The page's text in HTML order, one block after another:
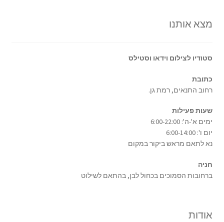
מצא אותנו
סטודיו לצילום וידאו וסטילס
כתובת
רחוב התנאים, רמת גן.
שעות פעילות
ימים א'-ה': 6:00-22:00
יום ו': 6:00-14:00
נא לתאם מראש ביקור במקום
חניה
ברחובות הסמוכים בכחול לבן, בהתאם לשילוט
אודות